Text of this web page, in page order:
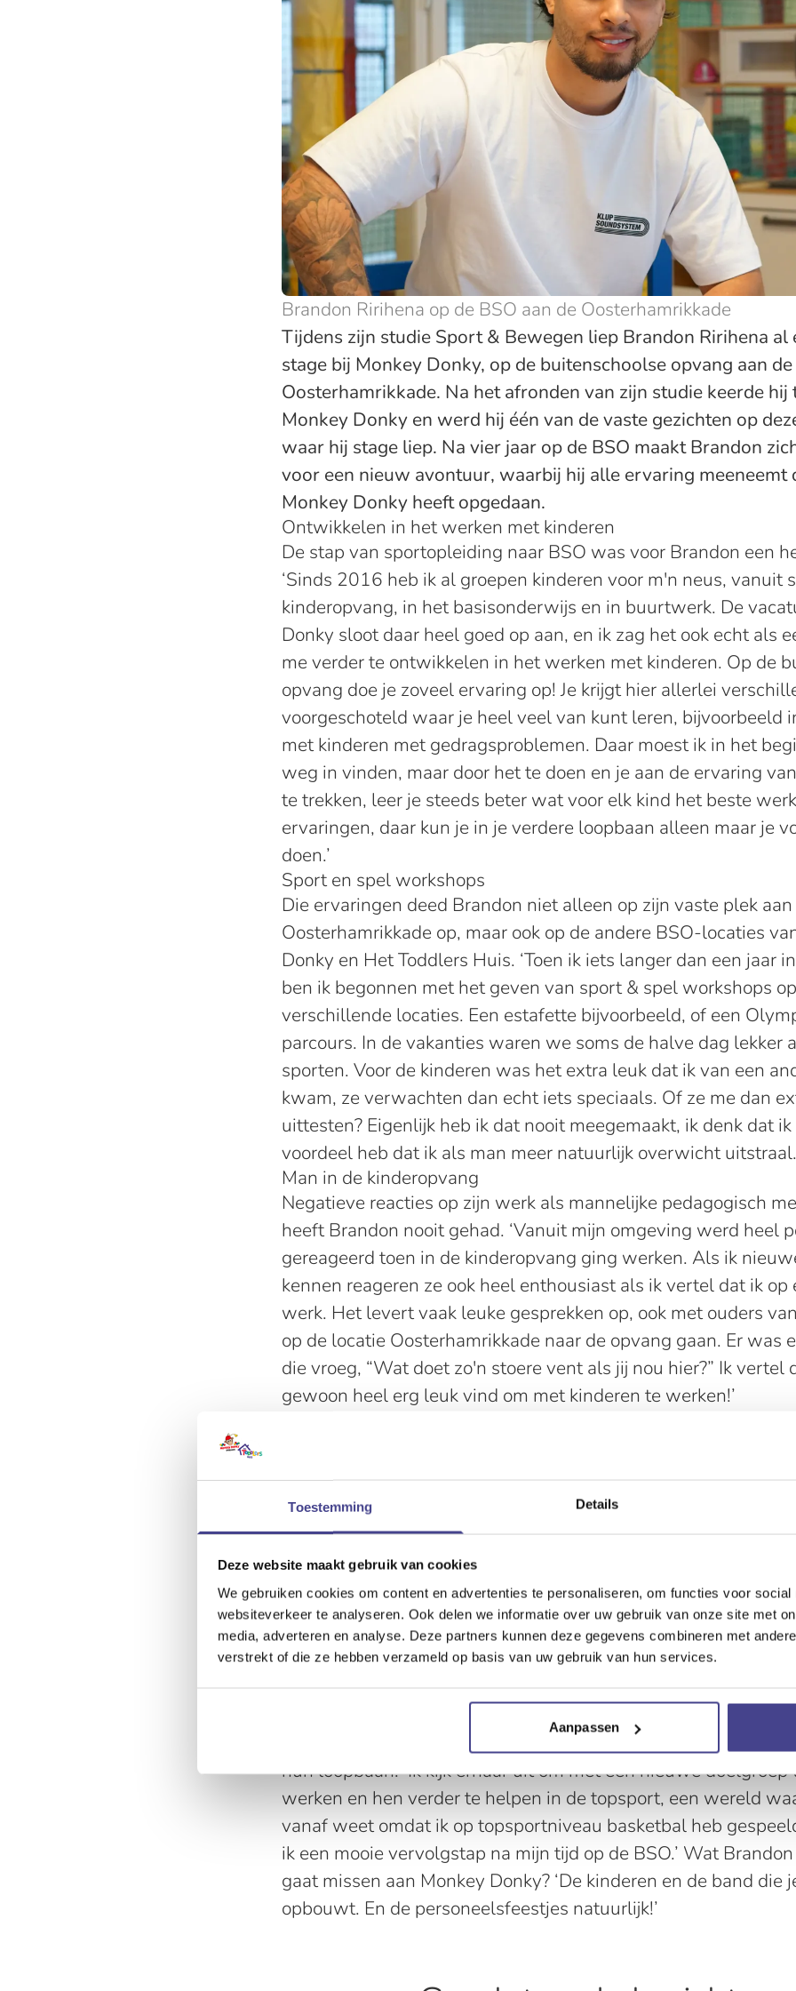
Toestemming Details
Deze website maakt gebruik van cookies
We gebruiken cookies om content en advertenties te personaliseren, om functies voor social
websiteverkeer te analyseren. Ook delen we informatie over uw gebruik van onze site met
media, adverteren en analyse. Deze partners kunnen deze gegevens combineren met
verstrekt of die ze hebben verzameld op basis van uw gebruik van hun services.
Aanpassen
Brandon Ririhena op de BSO aan de Oosterhamrikkade
Tijdens zijn studie Sport & Bewegen liep Brandon Ririhena al
stage bij Monkey Donky, op de buitenschoolse opvang aan de
Oosterhamrikkade. Na het afronden van zijn studie keerde hij
Monkey Donky en werd hij één van de vaste gezichten op
waar hij stage liep. Na vier jaar op de BSO maakt Brandon
voor een nieuw avontuur, waarbij hij alle ervaring meeneemt
Monkey Donky heeft opgedaan.
Ontwikkelen in het werken met kinderen
De stap van sportopleiding naar BSO was voor Brandon een
‘Sinds 2016 heb ik al groepen kinderen voor m'n neus, vanuit
kinderopvang, in het basisonderwijs en in buurtwerk. De
Donky sloot daar heel goed op aan, en ik zag het ook echt als
me verder te ontwikkelen in het werken met kinderen. Op de
opvang doe je zoveel ervaring op! Je krijgt hier allerlei
voorgeschoteld waar je heel veel van kunt leren, bijvoorbeeld
met kinderen met gedragsproblemen. Daar moest ik in het
weg in vinden, maar door het te doen en je aan de ervaring
te trekken, leer je steeds beter wat voor elk kind het beste
ervaringen, daar kun je in je verdere loopbaan alleen maar je
doen.’
Sport en spel workshops
Die ervaringen deed Brandon niet alleen op zijn vaste plek aan
Oosterhamrikkade op, maar ook op de andere BSO-locaties
Donky en Het Toddlers Huis. ‘Toen ik iets langer dan een jaar
ben ik begonnen met het geven van sport & spel workshops
verschillende locaties. Een estafette bijvoorbeeld, of een
parcours. In de vakanties waren we soms de halve dag lekker
sporten. Voor de kinderen was het extra leuk dat ik van een
kwam, ze verwachten dan echt iets speciaals. Of ze me dan
uittesten? Eigenlijk heb ik dat nooit meegemaakt, ik denk dat
voordeel heb dat ik als man meer natuurlijk overwicht
Man in de kinderopvang
Negatieve reacties op zijn werk als mannelijke pedagogisch
heeft Brandon nooit gehad. ‘Vanuit mijn omgeving werd heel
gereageerd toen in de kinderopvang ging werken. Als ik
kennen reageren ze ook heel enthousiast als ik vertel dat ik op
werk. Het levert vaak leuke gesprekken op, ook met ouders
op de locatie Oosterhamrikkade naar de opvang gaan. Er was
die vroeg, “Wat doet zo'n stoere vent als jij nou hier?” Ik vertel
gewoon heel erg leuk vind om met kinderen te werken!’
Het creëren van een band met de kinderen is voor Brandon
te zien. Sommige kinderen ken ik al vanaf dat ze baby waren
helemaal groot zien worden tot BSO-leeftijd. Ik vind het dan
jammer dat ik binnenkort afscheid ga nemen van Monkey
ik het hier niet naar m'n zin heb, maar omdat er een hele
uitdaging op m'n pad kwam. Als ik dan van ouders hoor dat
huilen toen ze hoorden dat ik wegga, dan denk ik: dan heb ik
gedaan voor die kinderen.’
Klaar voor de toekomst
Binnenkort start Brandon als onderwijsassistent bij de
in Groningen, waar hij topsporters tussen 12 en 17 jaar gaat
hun loopbaan. ‘Ik kijk ernaar uit om met een nieuwe doelgroep
werken en hen verder te helpen in de topsport, een wereld
vanaf weet omdat ik op topsportniveau basketbal heb
ik een mooie vervolgstap na mijn tijd op de BSO.’ Wat
gaat missen aan Monkey Donky? ‘De kinderen en de band die
opbouwt. En de personeelsfeestjes natuurlijk!’